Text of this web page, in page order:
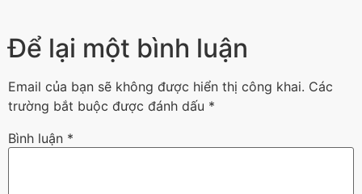
Để lại một bình luận
Email của bạn sẽ không được hiển thị công khai. Các
trường bắt buộc được đánh dấu *
Bình luận *